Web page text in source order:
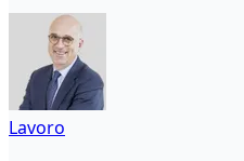
Lavoro